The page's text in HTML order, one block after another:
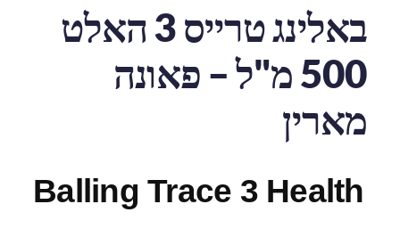
באלינג טרייס 3 האלט
500 מ"ל – פאונה
מארין
Balling Trace 3 Health